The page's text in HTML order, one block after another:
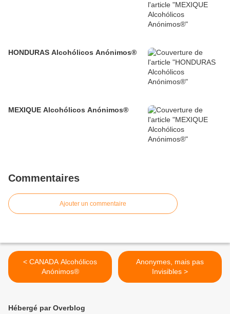
HONDURAS Alcohólicos Anónimos®
MEXIQUE Alcohólicos Anónimos®
Commentaires
Ajouter un commentaire
< CANADA Alcohólicos
Anónimos®
Anonymes, mais pas
Invisibles >
Hébergé par Overblog